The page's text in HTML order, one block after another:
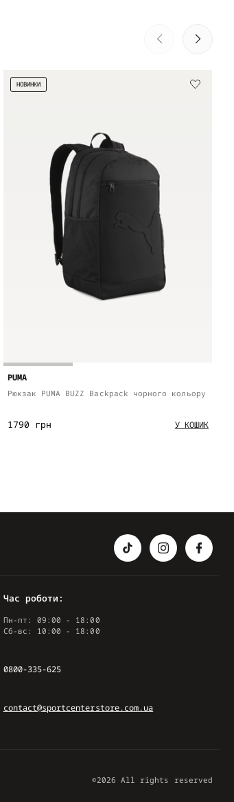
НОВИНКИ
PUMA
Рюкзак PUMA BUZZ Backpack чорного кольору
1790 грн У КОШИК
Час роботи:
Пн-пт: 09:00 - 18:00
Сб-вс: 10:00 - 18:00
0800-335-625
contact@sportcenterstore.com.ua
©2026 All rights reserved